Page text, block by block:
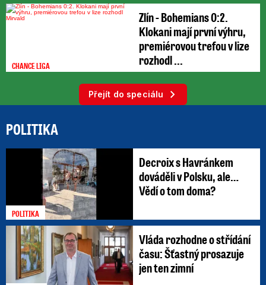
CHANCE LIGA
Zlín - Bohemians 0:2.
Klokani mají první výhru,
premiérovou trefou v lize
rozhodl ...
Přejít do speciálu
POLITIKA
POLITIKA
Decroix s Havránkem
dováděli v Polsku, ale…
Vědí o tom doma?
Vláda rozhodne o střídání
času: Šťastný prosazuje
jen ten zimní